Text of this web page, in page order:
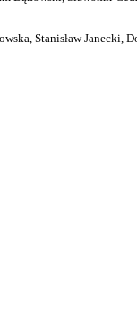
Stanisław Janecki,